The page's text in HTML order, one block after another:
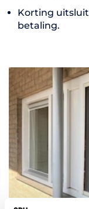
Korting
betaling.